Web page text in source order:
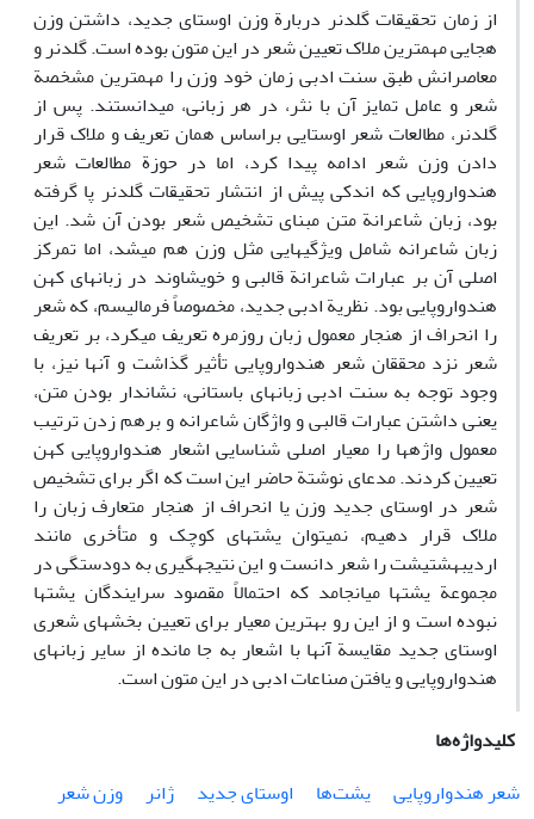
از زمان تحقیقات گلدنر دربارة وزن اوستای جدید، داشتن وزن
هجایی مهم­ترین ملاک تعیین شعر در این متون بوده است. گلدنر و
معاصرانش طبق سنت ادبی زمان خود وزن را مهم­ترین مشخصة
شعر و عامل تمایز آن با نثر، در هر زبانی، می­دانستند. پس از
گلدنر، مطالعات شعر اوستایی براساس همان تعریف و ملاک قرار
دادن وزن شعر ادامه پیدا کرد، اما در حوزة مطالعات شعر
هندواروپایی که اندکی پیش از انتشار تحقیقات گلدنر پا گرفته
بود، زبان شاعرانة متن مبنای تشخیص شعر بودن آن شد. این
زبان شاعرانه شامل ویژگی­هایی مثل وزن هم می­شد، اما تمرکز
اصلی آن بر عبارات شاعرانة قالبی و خویشاوند در زبان­های کهن
هندواروپایی بود. نظریة ادبی جدید، مخصوصاً فرمالیسم، که شعر
را انحراف از هنجار معمول زبان روزمره تعریف می­کرد، بر تعریف
شعر نزد محققان شعر هندواروپایی تأثیر گذاشت و آن­ها نیز، با
وجود توجه به سنت ادبی زبان­های باستانی، نشان­دار بودن متن،
یعنی داشتن عبارات قالبی و واژگان شاعرانه و برهم زدن ترتیب
معمول واژه­ها را معیار اصلی شناسایی اشعار هندواروپایی کهن
تعیین کردند. مدعای نوشتة حاضر این است که اگر برای تشخیص
شعر در اوستای جدید وزن یا انحراف از هنجار متعارف زبان را
ملاک قرار دهیم، نمی­توان یشت­های کوچک و متأخری مانند
اردیبهشت­یشت را شعر دانست و این نتیجه­گیری به دودستگی در
مجموعة یشت­ها می­انجامد که احتمالاً مقصود سرایندگان یشت­ها
نبوده است و از این رو بهترین معیار برای تعیین بخش­های شعری
اوستای جدید مقایسة آن­ها با اشعار به جا مانده از سایر زبان­های
هندواروپایی و یافتن صناعات ادبی در این متون است.
کلیدواژه‌ها
شعر هندواروپایی
یشت‌ها اوستای جدید ژانر وزن شعر